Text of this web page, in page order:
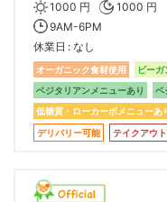
1000 円
1000 円
9AM-6PM
休業日
なし
オーガニック食材使用 ビーガ
ベジタリアンメニューあり
ベ
低糖質・ローカーボメニューあ
デリバリー可能
テイクアウ